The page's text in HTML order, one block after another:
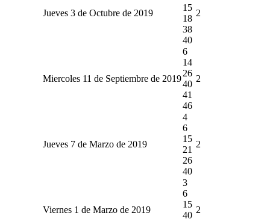
Jueves 3 de Octubre de 2019
15
18
38
40
2
Miercoles 11 de Septiembre de 2019
6
14
26
40
41
46
2
Jueves 7 de Marzo de 2019
4
6
15
21
26
40
2
Viernes 1 de Marzo de 2019
3
6
15
40
2